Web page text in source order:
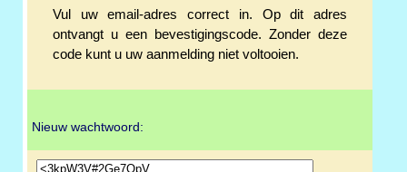
Vul uw email-adres correct in. Op dit adres
ontvangt u een bevestigingscode. Zonder deze
code kunt u uw aanmelding niet voltooien.
Nieuw wachtwoord: